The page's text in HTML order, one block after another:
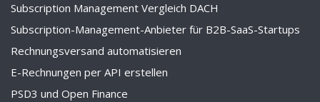
Subscription Management Vergleich DACH
Subscription-Management-Anbieter für B2B-SaaS-Startups
Rechnungsversand automatisieren
E-Rechnungen per API erstellen
PSD3 und Open Finance